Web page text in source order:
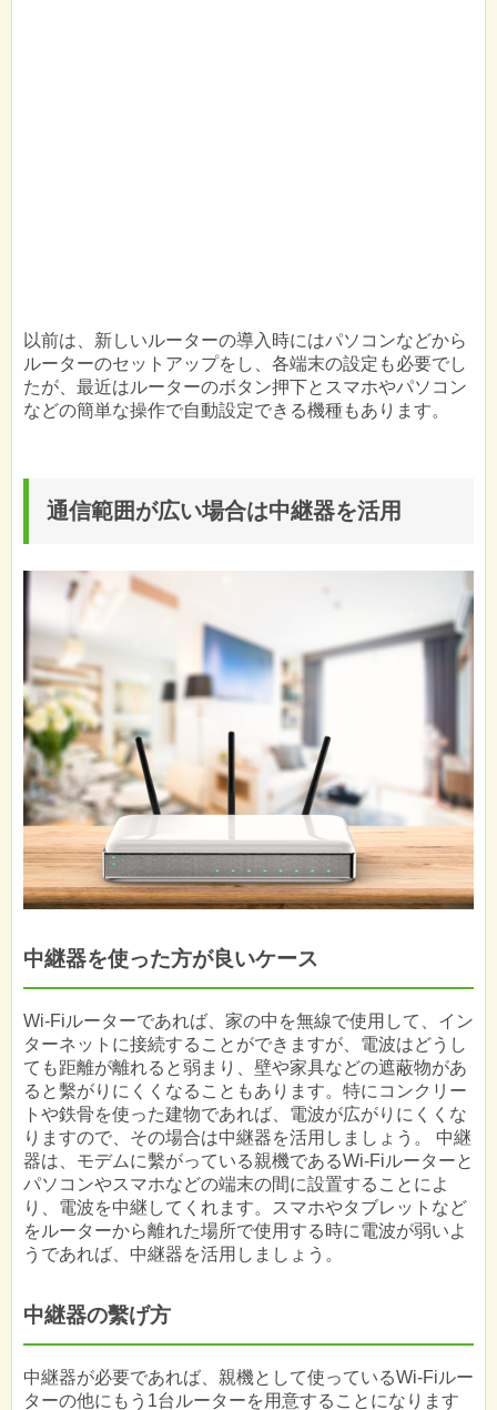
以前は、新しいルーターの導入時にはパソコンなどから
ルーターのセットアップをし、各端末の設定も必要でし
たが、最近はルーターのボタン押下とスマホやパソコン
などの簡単な操作で自動設定できる機種もあります。
通信範囲が広い場合は中継器を活用
中継器を使った方が良いケース
Wi-Fiルーターであれば、家の中を無線で使用して、イン
ターネットに接続することができますが、電波はどうし
ても距離が離れると弱まり、壁や家具などの遮蔽物があ
ると繫がりにくくなることもあります。特にコンクリー
トや鉄骨を使った建物であれば、電波が広がりにくくな
りますので、その場合は中継器を活用しましょう。 中継
器は、モデムに繫がっている親機であるWi-Fiルーターと
パソコンやスマホなどの端末の間に設置することによ
り、電波を中継してくれます。スマホやタブレットなど
をルーターから離れた場所で使用する時に電波が弱いよ
うであれば、中継器を活用しましょう。
中継器の繫げ方
中継器が必要であれば、親機として使っているWi-Fiルー
ターの他にもう1台ルーターを用意することになります